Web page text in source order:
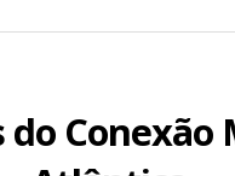
do Conexão